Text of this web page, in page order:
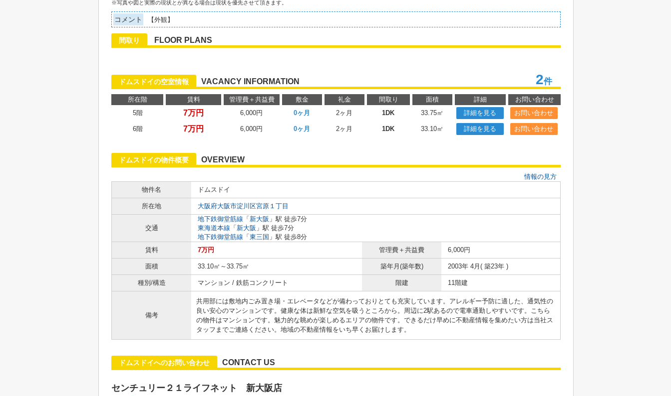
※写真や図と実際の現状とが異なる場合は現状を優先させて頂きます。
コメント 【外観】
間取り FLOOR PLANS
ドムスドイの空室情報 VACANCY INFORMATION 2件
所在階 賃料 管理費＋共益費 敷金 礼金 間取り 面積 詳細
お問い合わせ
5階
7万円 6,000円 0ヶ月 2ヶ月 1DK 33.75㎡ 詳細を見る お問い合わせ
6階 7万円 6,000円 0ヶ月 2ヶ月 1DK 33.10㎡ 詳細を見る お問い合わせ
ドムスドイの物件概要 OVERVIEW
情報の見方
物件名
ドムスドイ
所在地 大阪府大阪市淀川区宮原１丁目
交通
地下鉄御堂筋線 「 新大阪 」駅 徒歩7分
東海道本線 「 新大阪 」駅 徒歩7分
地下鉄御堂筋線 「 東三国 」駅 徒歩8分
賃料
7万円 管理費＋共益費 6,000円
面積 33.10㎡～33.75㎡ 築年月(築年数) 2003年 4月( 築23年 )
種別/構造 マンション / 鉄筋コンクリート 階建 11階建
備考
共用部には敷地内ごみ置き場・エレベータなどが備わっておりとても充実しています。アレルギー予防に適した、通気性の
良い安心のマンションです。健康な体は新鮮な空気を吸うところから。周辺に2駅あるので電車通勤しやすいです。こちら
の物件はマンションです。魅力的な眺めが楽しめるエリアの物件です。できるだけ早めに不動産情報を集めたい方は当社ス
タッフまでご連絡ください。地域の不動産情報をいち早くお届けします。
ドムスドイへのお問い合わせ CONTACT US
センチュリー２１ライフネット 新大阪店